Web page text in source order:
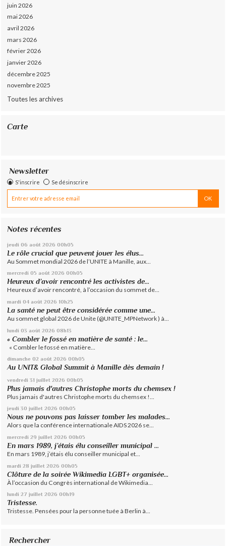
juin 2026
mai 2026
avril 2026
mars 2026
février 2026
janvier 2026
décembre 2025
novembre 2025
Toutes les archives
Carte
Newsletter
S'inscrire Se désinscrire
Notes récentes
jeudi 06 août 2026 00h05
Le rôle crucial que peuvent jouer les élus...
Au Sommet mondial 2026 de l’UNITE à Manille, aux...
mercredi 05 août 2026 00h05
Heureux d’avoir rencontré les activistes de...
Heureux d’avoir rencontré, à l’occasion du sommet de...
mardi 04 août 2026 10h25
La santé ne peut être considérée comme une...
Au sommet global 2026 de Unite (@UNITE_MPNetwork ) à...
lundi 03 août 2026 08h13
« Combler le fossé en matière de santé : le...
« Combler le fossé en matière...
dimanche 02 août 2026 00h05
Au UNIT& Global Summit à Manille dès demain !
vendredi 31 juillet 2026 00h05
Plus jamais d'autres Christophe morts du chemsex !
Plus jamais d'autres Christophe morts du chemsex !...
jeudi 30 juillet 2026 00h05
Nous ne pouvons pas laisser tomber les malades...
Alors que la conférence internationale AIDS 2026 se...
mercredi 29 juillet 2026 00h05
En mars 1989, j’étais élu conseiller municipal ...
En mars 1989, j’étais élu conseiller municipal et...
mardi 28 juillet 2026 00h05
Clôture de la soirée Wikimedia LGBT+ organisée...
À l’occasion du Congrès international de Wikimedia...
lundi 27 juillet 2026 00h19
Tristesse.
Tristesse. Pensées pour la personne tuée à Berlin à...
Rechercher